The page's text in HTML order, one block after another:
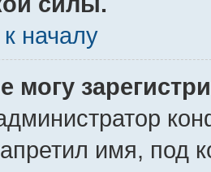
началу
могу
имя, под